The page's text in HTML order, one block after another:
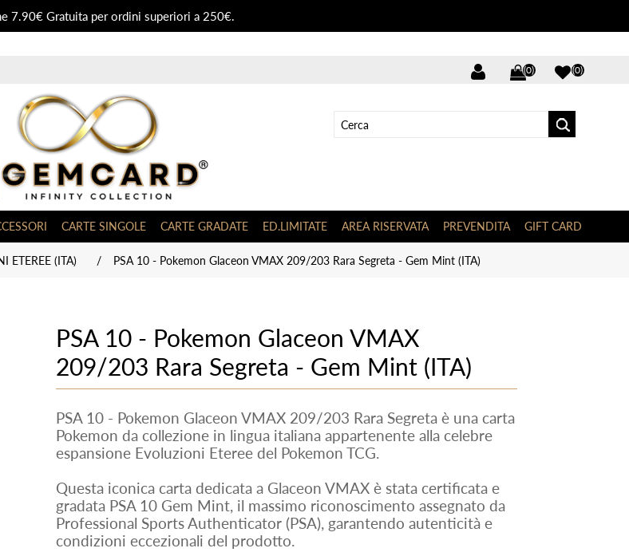
7.90€ Gratuita per ordini superiori a 250€.
(0) (0)
CARTE SINGOLE CARTE GRADATE ED.LIMITATE AREA RISERVATA PREVENDITA GIFT CARD
ETEREE (ITA) / PSA 10 - Pokemon Glaceon VMAX 209/203 Rara Segreta - Gem Mint (ITA)
PSA 10 - Pokemon Glaceon VMAX
209/203 Rara Segreta - Gem Mint (ITA)
PSA 10 - Pokemon Glaceon VMAX 209/203 Rara Segreta è una carta
Pokemon da collezione in lingua italiana appartenente alla celebre
espansione Evoluzioni Eteree del Pokemon TCG.
Questa iconica carta dedicata a Glaceon VMAX è stata certificata e
gradata PSA 10 Gem Mint, il massimo riconoscimento assegnato da
Professional Sports Authenticator (PSA), garantendo autenticità e
condizioni eccezionali del prodotto.